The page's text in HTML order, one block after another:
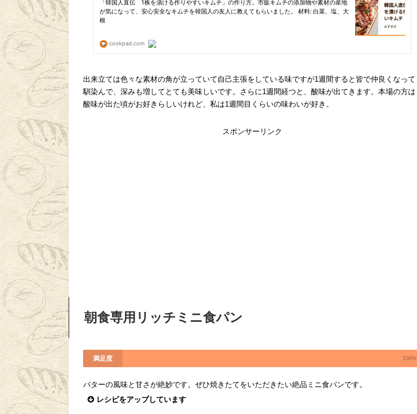
出来立ては色々な素材の角が立っていて自己主張をしている味ですが1週間すると皆で仲良くなって
馴染んで、深みも増してとても美味しいです。さらに1週間経つと、酸味が出てきます。本場の方は
酸味が出た頃がお好きらしいけれど、私は1週間目くらいの味わいが好き。
スポンサーリンク
朝食専用リッチミニ食パン
満足度 100%
バターの風味と甘さが絶妙です。ぜひ焼きたてをいただきたい絶品ミニ食パンです。
レシピをアップしています